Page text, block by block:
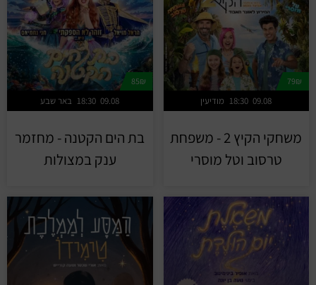
79₪
מודיעין 18:30 09.08
משחקי הקיץ 2 - משפחת
טרסוב וטל מוסרי
85₪
באר שבע 18:30 09.08
בת הים הקטנה - מחזמר
ענק במצולות